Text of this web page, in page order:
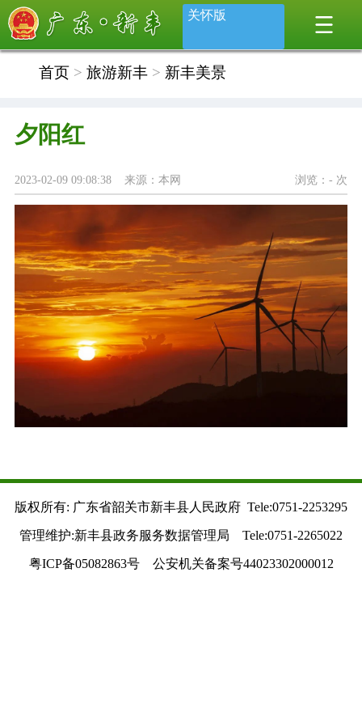
关怀版
首页> 旅游新丰> 新丰美景
夕阳红
浏览：- 次
2023-02-09 09:08:38 来源：本网
版权所有: 广东省韶关市新丰县人民政府 Tele:0751-2253295
管理维护:新丰县政务服务数据管理局 Tele:0751-2265022
粤ICP备05082863号 公安机关备案号44023302000012